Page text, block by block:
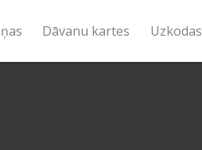
Dāvanu kartes Uzkodas